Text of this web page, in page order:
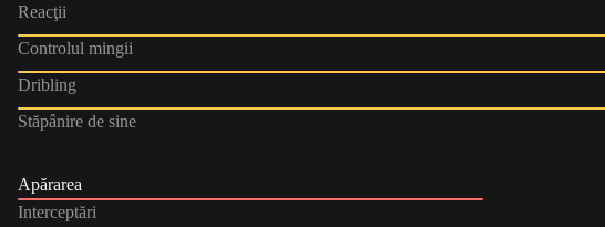
Reacţii
Controlul mingii
Dribling
Stăpânire de sine
Apărarea
Interceptări